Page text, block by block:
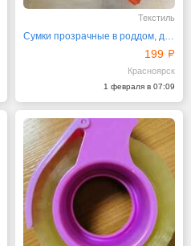
Текстиль
Сумки прозрачные в роддом, для путешествий
199
Красноярск
1 февраля в 07:09